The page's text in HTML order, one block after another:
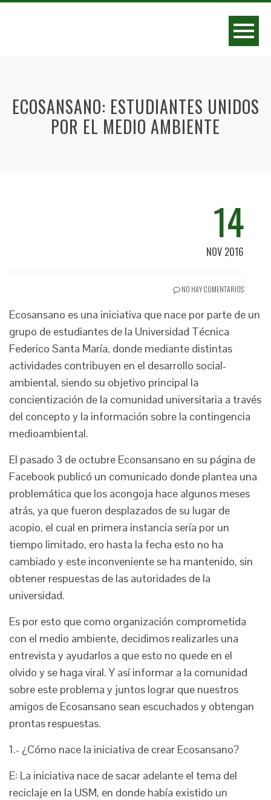
ECOSANSANO: ESTUDIANTES UNIDOS
POR EL MEDIO AMBIENTE
14
NOV 2016
NO HAY COMENTARIOS
Ecosansano es una iniciativa que nace por parte de un
grupo de estudiantes de la Universidad Técnica
Federico Santa María, donde mediante distintas
actividades contribuyen en el desarrollo social-
ambiental, siendo su objetivo principal la
concientización de la comunidad universitaria a través
del concepto y la información sobre la contingencia
medioambiental.
El pasado 3 de octubre Econsansano en su página de
Facebook publicó un comunicado donde plantea una
problemática que los acongoja hace algunos meses
atrás, ya que fueron desplazados de su lugar de
acopio, el cual en primera instancia sería por un
tiempo limitado, ero hasta la fecha esto no ha
cambiado y este inconveniente se ha mantenido, sin
obtener respuestas de las autoridades de la
universidad.
Es por esto que como organización comprometida
con el medio ambiente, decidimos realizarles una
entrevista y ayudarlos a que esto no quede en el
olvido y se haga viral. Y así informar a la comunidad
sobre este problema y juntos lograr que nuestros
amigos de Ecosansano sean escuchados y obtengan
prontas respuestas.
1.- ¿Cómo nace la iniciativa de crear Ecosansano?
E: La iniciativa nace de sacar adelante el tema del
reciclaje en la USM, en donde había existido un